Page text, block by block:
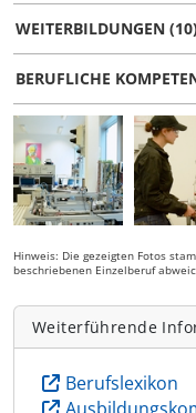
WEITERBILDUNGEN
BERUFLICHE
Hinweis: Die gezeigten Fotos
beschriebenen Einzelberuf
Weiterführende
Berufslexikon